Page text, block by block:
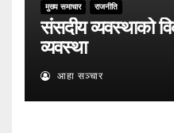
मुख्य समाचार राजनीति
संसदीय व्यवस्थाको
व्यवस्था
आहा सञ्चार